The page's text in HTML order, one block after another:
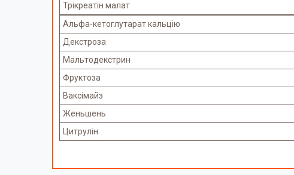
Трікреатін малат
Альфа-кетоглутарат кальцію
Декстроза
Мальтодекстрин
Фруктоза
Ваксімайз
Женьшень
Цитрулін